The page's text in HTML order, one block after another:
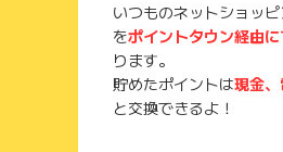
いつものネットショッ
をポイントタウン経由
ります。
貯めたポイントは現金
と交換できるよ！